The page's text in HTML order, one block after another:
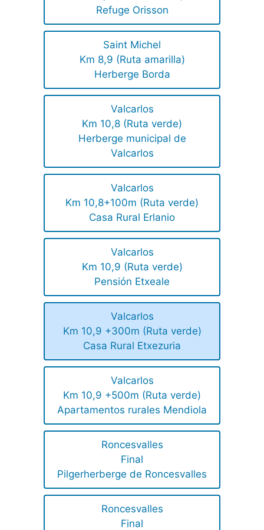
Refuge Orisson
Saint Michel
Km 8,9 (Ruta amarilla)
Herberge Borda
Valcarlos
Km 10,8 (Ruta verde)
Herberge municipal de
Valcarlos
Valcarlos
Km 10,8+100m (Ruta verde)
Casa Rural Erlanio
Valcarlos
Km 10,9 (Ruta verde)
Pensión Etxeale
Valcarlos
Km 10,9 +300m (Ruta verde)
Casa Rural Etxezuria
Valcarlos
Km 10,9 +500m (Ruta verde)
Apartamentos rurales Mendiola
Roncesvalles
Final
Pilgerherberge de Roncesvalles
Roncesvalles
Final